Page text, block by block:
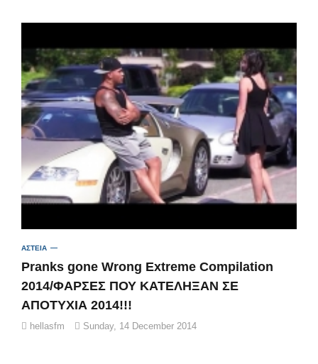
ΑΣΤΕΙΑ
Pranks gone Wrong Extreme Compilation
2014/ΦΑΡΣΕΣ ΠΟΥ ΚΑΤΕΛΗΞΑΝ ΣΕ
ΑΠΟΤΥΧΙΑ 2014!!!
hellasfm Sunday, 14 December 2014